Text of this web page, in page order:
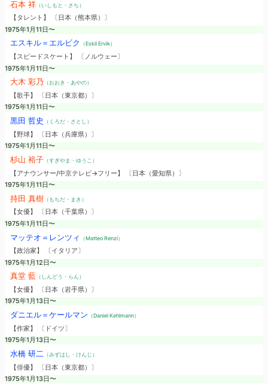
石本 祥（いしもと・さち）
【タレント】 〔日本（熊本県）〕
1975年1月11日〜
エスキル＝エルビク （Eskil Ervik）
【スピードスケート】 〔ノルウェー〕
1975年1月11日〜
大木 彩乃 （おおき・あやの）
【歌手】 〔日本（東京都）〕
1975年1月11日〜
黒田 哲史 （くろだ・さとし）
【野球】 〔日本（兵庫県）〕
1975年1月11日〜
杉山 裕子（すぎやま・ゆうこ）
【アナウンサー/中京テレビ→フリー】 〔日本（愛知県）〕
1975年1月11日〜
持田 真樹（もちだ・まき）
【女優】 〔日本（千葉県）〕
1975年1月11日〜
マッテオ＝レンツィ （Matteo Renzi）
【政治家】 〔イタリア〕
1975年1月12日〜
真堂 藍 （しんどう・らん）
【女優】 〔日本（岩手県）〕
1975年1月13日〜
ダニエル＝ケールマン （Daniel Kehlmann）
【作家】 〔ドイツ〕
1975年1月13日〜
水橋 研二 （みずはし・けんじ）
【俳優】 〔日本（東京都）〕
1975年1月13日〜